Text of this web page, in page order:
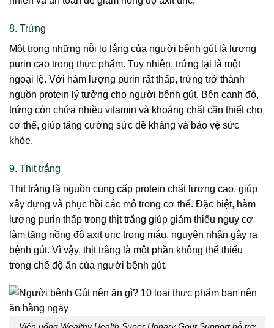
8. Trứng
Một trong những nỗi lo lắng của người bệnh gút là lượng
purin cao trong thực phẩm. Tuy nhiên, trứng lại là một
ngoại lệ. Với hàm lượng purin rất thấp, trứng trở thành
nguồn protein lý tưởng cho người bệnh gút. Bên cạnh đó,
trứng còn chứa nhiều vitamin và khoáng chất cần thiết cho
cơ thể, giúp tăng cường sức đề kháng và bảo vệ sức
khỏe.
9. Thịt trắng
Thịt trắng là nguồn cung cấp protein chất lượng cao, giúp
xây dựng và phục hồi các mô trong cơ thể. Đặc biệt, hàm
lượng purin thấp trong thịt trắng giúp giảm thiểu nguy cơ
làm tăng nồng độ axit uric trong máu, nguyên nhân gây ra
bệnh gút. Vì vậy, thịt trắng là một phần không thể thiếu
trong chế độ ăn của người bệnh gút.